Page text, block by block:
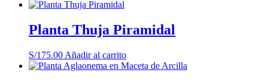
Planta Thuja Piramidal
S/175.00 Añadir al carrito